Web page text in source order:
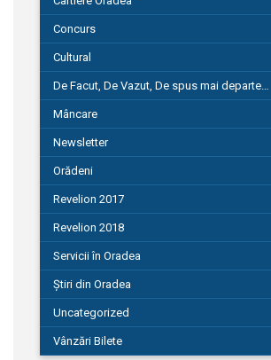
Concurs
Cultural
De Facut, De Vazut, De spus mai departe…
580
Mâncare
Newsletter
Orădeni
Revelion 2017
Revelion 2018
Servicii în Oradea
Știri din Oradea
Uncategorized
Vânzări Bilete